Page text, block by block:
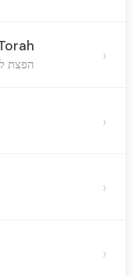
הפצת ›
›
›
›